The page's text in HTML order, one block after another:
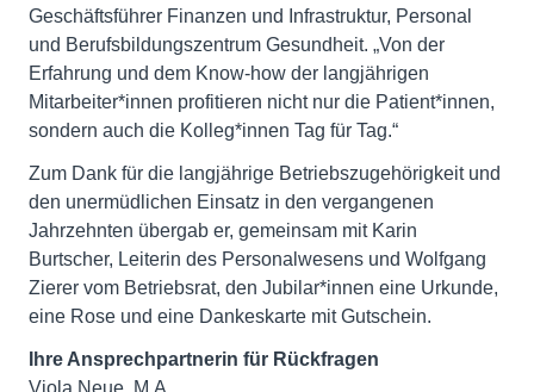
Geschäftsführer Finanzen und Infrastruktur, Personal
und Berufsbildungszentrum Gesundheit. „Von der
Erfahrung und dem Know-how der langjährigen
Mitarbeiter*innen profitieren nicht nur die Patient*innen,
sondern auch die Kolleg*innen Tag für Tag.“
Zum Dank für die langjährige Betriebszugehörigkeit und
den unermüdlichen Einsatz in den vergangenen
Jahrzehnten übergab er, gemeinsam mit Karin
Burtscher, Leiterin des Personalwesens und Wolfgang
Zierer vom Betriebsrat, den Jubilar*innen eine Urkunde,
eine Rose und eine Dankeskarte mit Gutschein.
Ihre Ansprechpartnerin für Rückfragen
Viola Neue, M.A.